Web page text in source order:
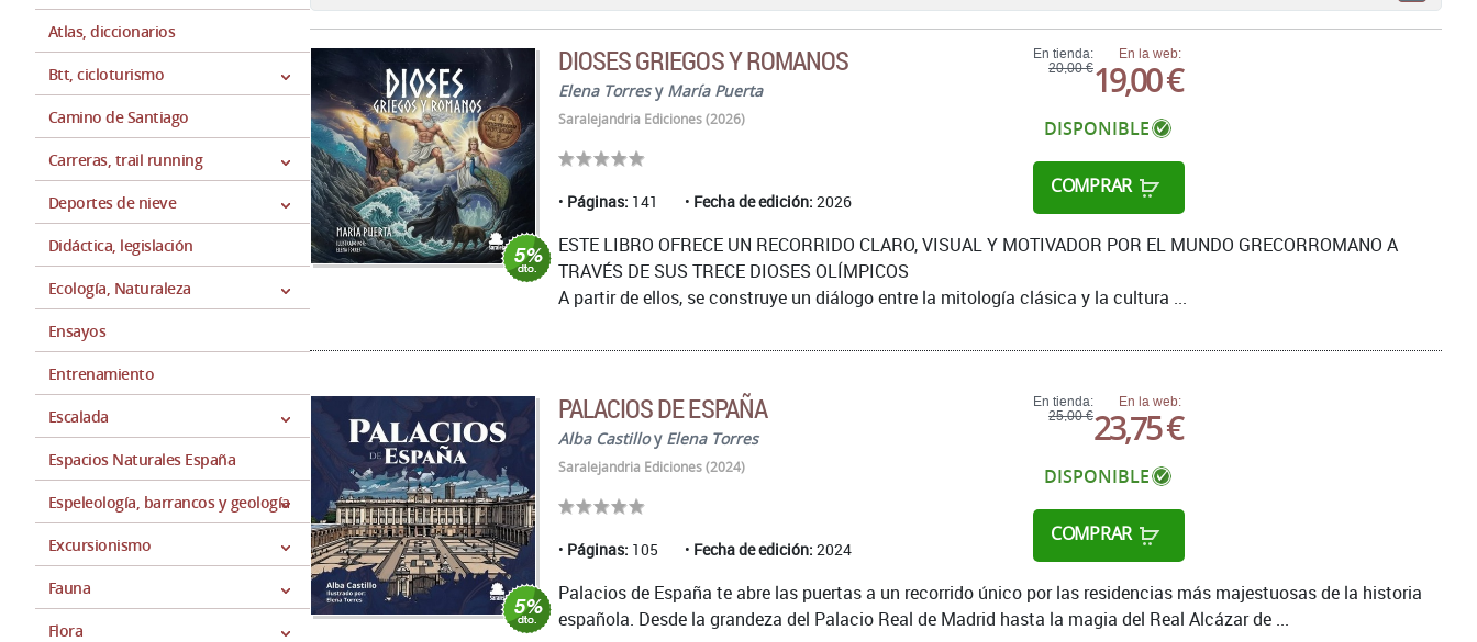
Atlas, diccionarios
Btt, cicloturismo
Camino de Santiago
Carreras, trail running
Deportes de nieve
Didáctica, legislación
Ecología, Naturaleza
Ensayos
Entrenamiento
Escalada
Espacios Naturales España
Espeleología, barrancos y geología
Excursionismo
Fauna
Flora
DIOSES GRIEGOS Y ROMANOS
Elena Torresy María Puerta
Saralejandria Ediciones (2026)
Páginas: 141 Fecha de edición: 2026
En tienda:
20,00 €
En la web:
19,00 €
DISPONIBLE
COMPRAR
ESTE LIBRO OFRECE UN RECORRIDO CLARO, VISUAL Y MOTIVADOR POR EL MUNDO GRECORROMANO A
TRAVÉS DE SUS TRECE DIOSES OLÍMPICOS
A partir de ellos, se construye un diálogo entre la mitología clásica y la cultura ...
PALACIOS DE ESPAÑA
Alba Castilloy Elena Torres
Saralejandria Ediciones (2024)
Páginas: 105 Fecha de edición: 2024
En tienda:
25,00 €
En la web:
23,75 €
DISPONIBLE
COMPRAR
Palacios de España te abre las puertas a un recorrido único por las residencias más majestuosas de la historia
española. Desde la grandeza del Palacio Real de Madrid hasta la magia del Real Alcázar de ...